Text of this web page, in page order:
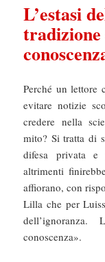
L’estasi
tradizione
Perché un lettore
evitare notizie
credere nella
mito? Si tratta di
difesa privata
altrimenti
affiorano, con
Lilla che per
conoscenza».